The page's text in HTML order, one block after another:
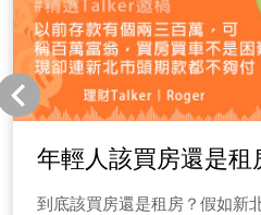
年輕人該買房還是租
後會跌嗎？
到底該買房還是租房？假如新